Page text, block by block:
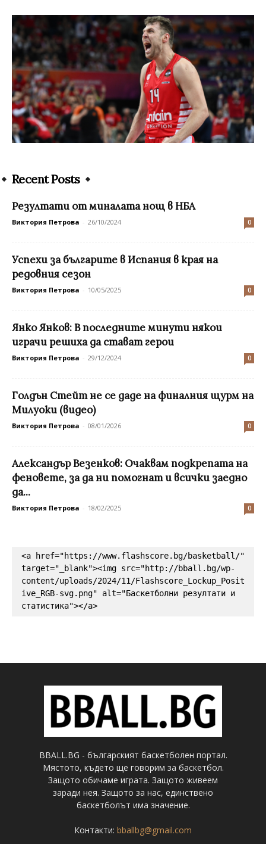
Recent Posts
Резултати от миналата нощ в НБА
Виктория Петрова - 26/10/2024 0
Успехи за българите в Испания в края на
редовния сезон
Виктория Петрова - 10/05/2025 0
Янко Янков: В последните минути някои
играчи решиха да стават герои
Виктория Петрова - 29/12/2024 0
Голдън Стейт не се даде на финалния щурм на
Милуоки (видео)
Виктория Петрова - 08/01/2026 0
Александър Везенков: Очаквам подкрепата на
феновете, за да ни помогнат и всички заедно
да...
Виктория Петрова - 18/02/2025 0
<a href="https://www.flashscore.bg/basketball/"
target="_blank"><img src="http://bball.bg/wp-
content/uploads/2024/11/Flashscore_Lockup_Posit
ive_RGB-svg.png" alt="Баскетболни резултати и
статистика"></a>
BBALL.BG - българският баскетболен портал.
Мястото, където ще говорим за баскетбол.
Защото обичаме играта. Защото живеем
заради нея. Защото за нас, единствено
баскетболът има значение.
Контакти: bballbg@gmail.com